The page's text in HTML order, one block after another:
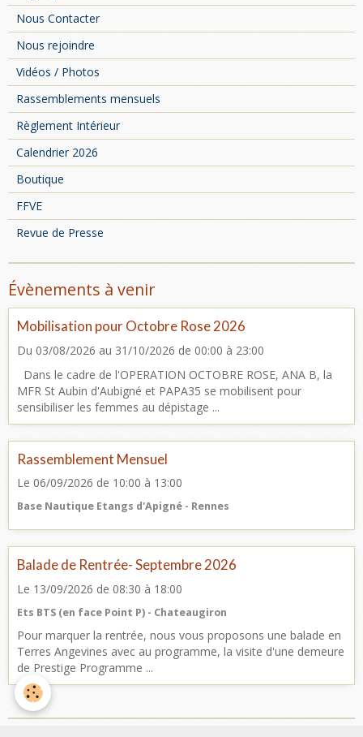
Nous Contacter
Nous rejoindre
Vidéos / Photos
Rassemblements mensuels
Règlement Intérieur
Calendrier 2026
Boutique
FFVE
Revue de Presse
Évènements à venir
Mobilisation pour Octobre Rose 2026
Du 03/08/2026 au 31/10/2026 de 00:00 à 23:00
Dans le cadre de l'OPERATION OCTOBRE ROSE, ANA B, la
MFR St Aubin d'Aubigné et PAPA35 se mobilisent pour
sensibiliser les femmes au dépistage ...
Rassemblement Mensuel
Le 06/09/2026 de 10:00 à 13:00
Base Nautique Etangs d'Apigné - Rennes
Balade de Rentrée- Septembre 2026
Le 13/09/2026 de 08:30 à 18:00
Ets BTS (en face Point P) - Chateaugiron
Pour marquer la rentrée, nous vous proposons une balade en
Terres Angevines avec au programme, la visite d'une demeure
de Prestige Programme ...